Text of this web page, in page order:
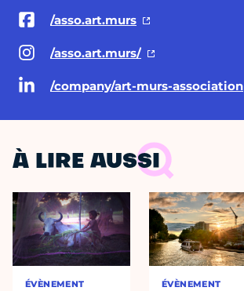
/asso.art.murs
/asso.art.murs/
/company/art-murs-association
À LIRE AUSSI
ÉVÈNEMENT ÉVÈNEMENT